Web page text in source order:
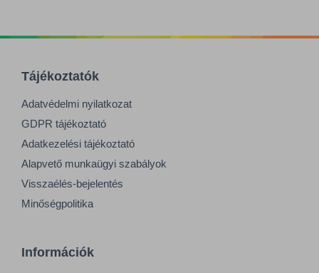
Tájékoztatók
Adatvédelmi nyilatkozat
GDPR tájékoztató
Adatkezelési tájékoztató
Alapvető munkaügyi szabályok
Visszaélés-bejelentés
Minőségpolitika
Információk